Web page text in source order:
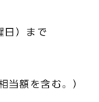
）まで
額を含む。）